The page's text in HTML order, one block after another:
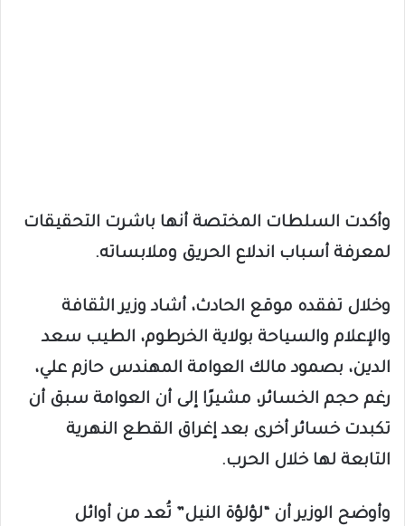
وأكدت السلطات المختصة أنها باشرت التحقيقات
لمعرفة أسباب اندلاع الحريق وملابساته.
وخلال تفقده موقع الحادث، أشاد وزير الثقافة
والإعلام والسياحة بولاية الخرطوم، الطيب سعد
الدين، بصمود مالك العوامة المهندس حازم علي،
رغم حجم الخسائر، مشيرًا إلى أن العوامة سبق أن
تكبدت خسائر أخرى بعد إغراق القطع النهرية
التابعة لها خلال الحرب.
وأوضح الوزير أن “لؤلؤة النيل” تُعد من أوائل